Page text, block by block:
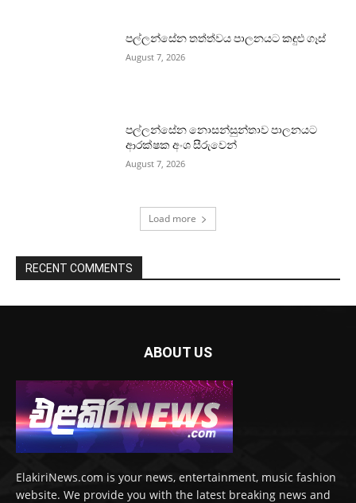
පල්ලන්සේන තත්ත්වය පාලනයට කඳුළු ගෑස්
August 7, 2026
පල්ලන්සේන නොසන්සුන්තාව පාලනයට
ආරක්ෂක අංශ සීරුවෙන්
August 7, 2026
Load more
RECENT COMMENTS
ABOUT US
ElakiriNews.com is your news, entertainment, music fashion
website. We provide you with the latest breaking news and